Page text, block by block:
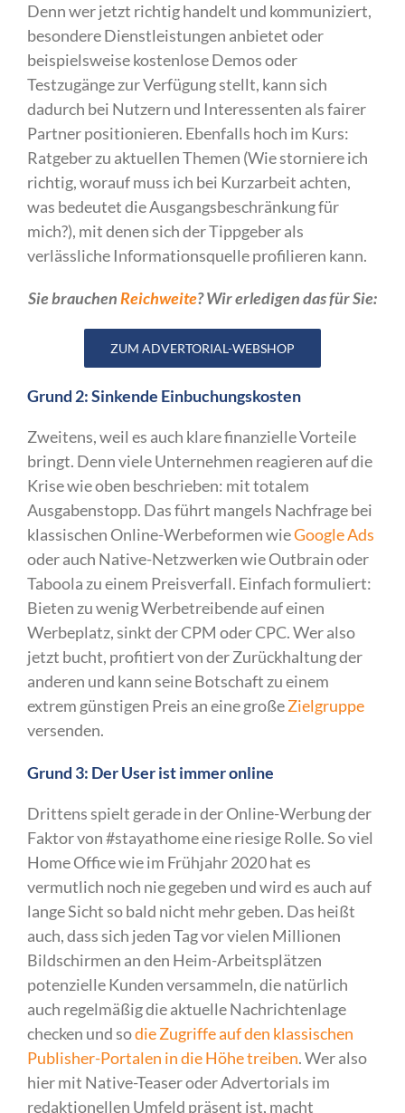
Denn wer jetzt richtig handelt und kommuniziert,
besondere Dienstleistungen anbietet oder
beispielsweise kostenlose Demos oder
Testzugänge zur Verfügung stellt, kann sich
dadurch bei Nutzern und Interessenten als fairer
Partner positionieren. Ebenfalls hoch im Kurs:
Ratgeber zu aktuellen Themen (Wie storniere ich
richtig, worauf muss ich bei Kurzarbeit achten,
was bedeutet die Ausgangsbeschränkung für
mich?), mit denen sich der Tippgeber als
verlässliche Informationsquelle profilieren kann.
Sie brauchenReichweite? Wir erledigen das für Sie:
ZUM ADVERTORIAL-WEBSHOP
Grund 2: Sinkende Einbuchungskosten
Zweitens, weil es auch klare finanzielle Vorteile
bringt. Denn viele Unternehmen reagieren auf die
Krise wie oben beschrieben: mit totalem
Ausgabenstopp. Das führt mangels Nachfrage bei
klassischen Online-Werbeformen wieGoogle Ads
oder auch Native-Netzwerken wie Outbrain oder
Taboola zu einem Preisverfall. Einfach formuliert:
Bieten zu wenig Werbetreibende auf einen
Werbeplatz, sinkt der CPM oder CPC. Wer also
jetzt bucht, profitiert von der Zurückhaltung der
anderen und kann seine Botschaft zu einem
extrem günstigen Preis an eine großeZielgruppe
versenden.
Grund 3: Der User ist immer online
Drittens spielt gerade in der Online-Werbung der
Faktor von #stayathome eine riesige Rolle. So viel
Home Office wie im Frühjahr 2020 hat es
vermutlich noch nie gegeben und wird es auch auf
lange Sicht so bald nicht mehr geben. Das heißt
auch, dass sich jeden Tag vor vielen Millionen
Bildschirmen an den Heim-Arbeitsplätzen
potenzielle Kunden versammeln, die natürlich
auch regelmäßig die aktuelle Nachrichtenlage
checken und sodie Zugriffe auf den klassischen
Publisher-Portalen in die Höhe treiben. Wer also
hier mit Native-Teaser oder Advertorials im
redaktionellen Umfeld präsent ist, macht